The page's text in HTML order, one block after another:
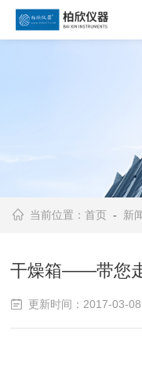
当前位置：首页 - 新
干燥箱——带您
更新时间：2017-03-08